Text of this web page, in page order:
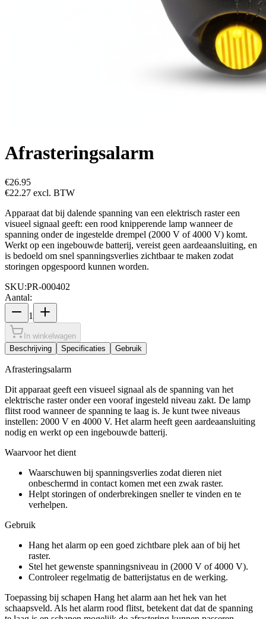
Afrasteringsalarm
€26.95
€22.27 excl. BTW
Apparaat dat bij dalende spanning van een elektrisch raster een
visueel signaal geeft: een rood knipperende lamp wanneer de
spanning onder de ingestelde drempel (2000 V of 4000 V) komt.
Werkt op een ingebouwde batterij, vereist geen aardeaansluiting, en
is bedoeld om snel spanningsverlies zichtbaar te maken zodat
storingen opgespoord kunnen worden.
SKU:PR-000402
Aantal:
1
In winkelwagen
Beschrijving
Specificaties Gebruik
Afrasteringsalarm
Dit apparaat geeft een visueel signaal als de spanning van het
elektrische raster onder een vooraf ingesteld niveau zakt. De lamp
flitst rood wanneer de spanning te laag is. Je kunt twee niveaus
instellen: 2000 V en 4000 V. Het alarm heeft geen aardeaansluiting
nodig en werkt op een ingebouwde batterij.
Waarvoor het dient
Waarschuwen bij spanningsverlies zodat dieren niet
onbeschermd in contact komen met een zwak raster.
Helpt storingen of onderbrekingen sneller te vinden en te
verhelpen.
Gebruik
Hang het alarm op een goed zichtbare plek aan of bij het
raster.
Stel het gewenste spanningsniveau in (2000 V of 4000 V).
Controleer regelmatig de batterijstatus en de werking.
Toepassing bij schapen Hang het alarm aan het hek van het
schaapsveld. Als het alarm rood flitst, betekent dat dat de spanning